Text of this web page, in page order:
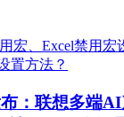
：联想多端